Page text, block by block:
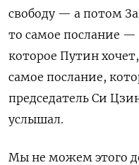
свободу — а потом
то самое послание
которое Путин
самое послание,
председатель Си
услышал.
Мы не можем этого